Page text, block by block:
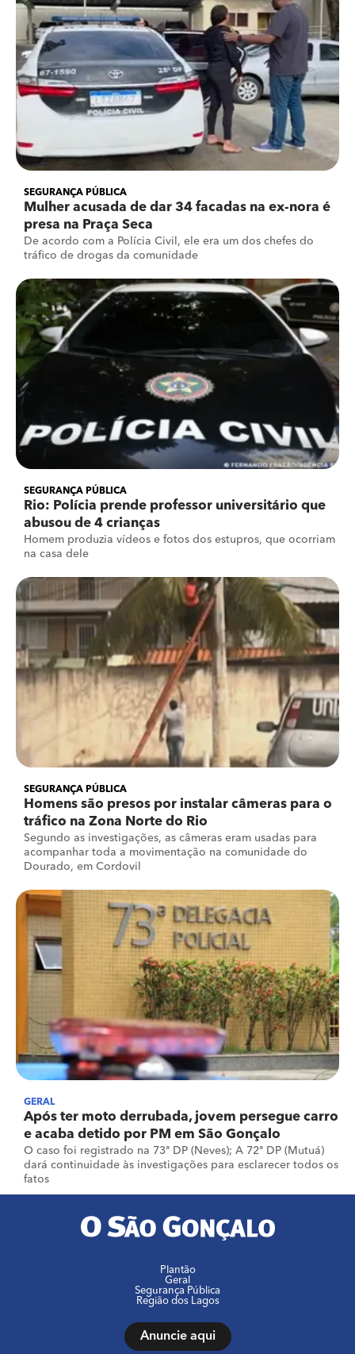
SEGURANÇA PÚBLICA
Mulher acusada de dar 34 facadas na ex-nora é
presa na Praça Seca
De acordo com a Polícia Civil, ele era um dos chefes do
tráfico de drogas da comunidade
SEGURANÇA PÚBLICA
Rio: Polícia prende professor universitário que
abusou de 4 crianças
Homem produzia vídeos e fotos dos estupros, que ocorriam
na casa dele
SEGURANÇA PÚBLICA
Homens são presos por instalar câmeras para o
tráfico na Zona Norte do Rio
Segundo as investigações, as câmeras eram usadas para
acompanhar toda a movimentação na comunidade do
Dourado, em Cordovil
GERAL
Após ter moto derrubada, jovem persegue carro
e acaba detido por PM em São Gonçalo
O caso foi registrado na 73ª DP (Neves); A 72ª DP (Mutuá)
dará continuidade às investigações para esclarecer todos os
fatos
Plantão
Geral
Segurança Pública
Região dos Lagos
Anuncie aqui